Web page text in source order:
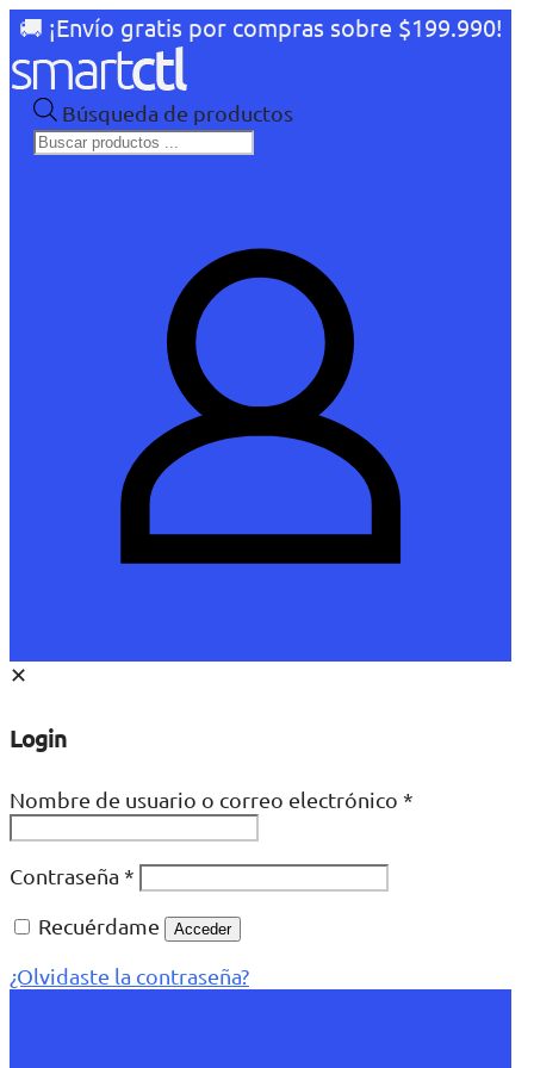
🚚 ¡Envío gratis por compras sobre $199.990!
Búsqueda de productos
✕
Login
Nombre de usuario o correo electrónico *
Contraseña *
Recuérdame
Acceder
¿Olvidaste la contraseña?